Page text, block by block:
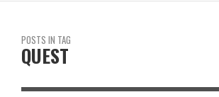
POSTS IN TAG
QUEST